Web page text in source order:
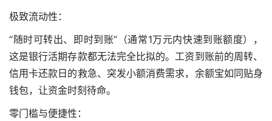
极致流动性：
“随时可转出、即时到账”（通常1万元内快速到账额度），
这是银行活期存款都无法完全比拟的。工资到账前的周转、
信用卡还款日的救急、突发小额消费需求，余额宝如同贴身
钱包，让资金时刻待命。
零门槛与便捷性：